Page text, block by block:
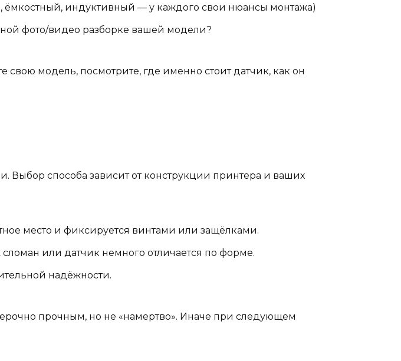
ёмкостный, индуктивный — у каждого свои нюансы монтажа)
фото/видео разборке вашей модели?
свою модель, посмотрите, где именно стоит датчик, как он
Выбор способа зависит от конструкции принтера и ваших
место и фиксируется винтами или защёлками.
или датчик немного отличается по форме.
надёжности.
прочным, но не «намертво». Иначе при следующем